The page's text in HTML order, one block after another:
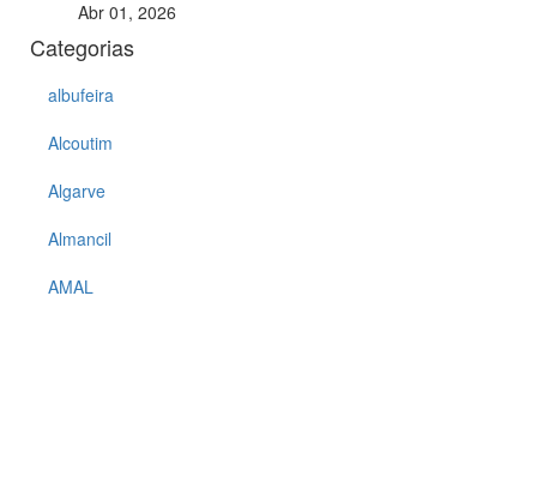
Abr 01, 2026
Categorias
albufeira
Alcoutim
Algarve
Almancil
AMAL